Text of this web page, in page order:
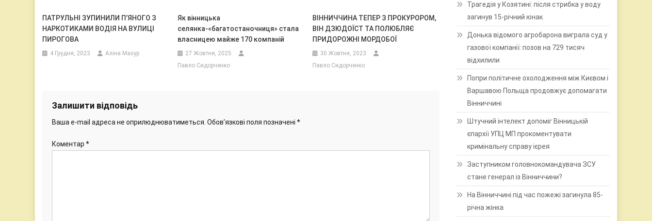
ПАТРУЛЬНІ ЗУПИНИЛИ П’ЯНОГО З
НАРКОТИКАМИ ВОДІЯ НА ВУЛИЦІ
ПИРОГОВА
4 Грудня, 2023 Аліна Мазур
Як вінницька
селянка-«багатостаночниця» стала
власницею майже 170 компаній
27 Жовтня, 2025
Павло Сидорченко
ВІННИЧЧИНА ТЕПЕР З ПРОКУРОРОМ,
ВІН ДЗЮДОЇСТ ТА ПОЛЮБЛЯЄ
ПРИДОРОЖНІ МОРДОБОЇ
30 Жовтня, 2023
Павло Сидорченко
Залишити відповідь
Ваша e-mail адреса не оприлюднюватиметься. Обов’язкові поля позначені *
Коментар *
Трагедія у Козятині: після стрибка у воду
загинув 15-річний юнак
Донька відомого агробарона виграла суд у
газової компанії: позов на 729 тисяч
відхилили
Попри політичне охолодження між Києвом і
Варшавою Польща продовжує допомагати
Вінниччині
Штучний інтелект допоміг Вінницькій
єпархії УПЦ МП прокоментувати
кримінальну справу ієрея
Заступником головнокомандувача ЗСУ
стане генерал із Вінниччини?
На Вінниччині під час пожежі загинула 85-
річна жінка